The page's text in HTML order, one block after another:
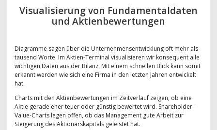
Visualisierung von Fundamentaldaten
und Aktienbewertungen
Diagramme sagen über die Unternehmensentwicklung oft mehr als
tausend Worte. Im Aktien-Terminal visualisieren wir konsequent alle
wichtigen Daten aus der Bilanz. Mit einem schnellen Blick kann somit
erkannt werden wie sich eine Firma in den letzten Jahren entwickelt
hat.
Charts mit den Aktienbewertungen im Zeitverlauf zeigen, ob eine
Aktie gerade eher teuer oder günstig bewertet wird. Shareholder-
Value-Charts legen offen, ob das Management gute Arbeit zur
Steigerung des Aktionärskapitals geleistet hat.